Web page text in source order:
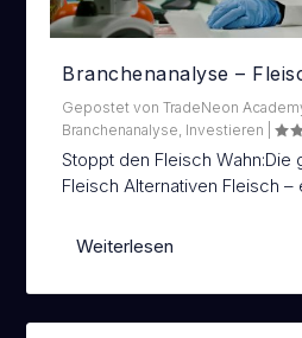
LOGIN
EN TRADENEON
Branchenanalyse –
Gepostet vonTradeNeon
Branchenanalyse Investieren |
Stoppt den Fleisch
Fleisch Alternativen Fleisch –
Weiterlesen